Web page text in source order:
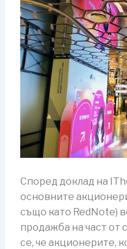
Според доклад на
основните
също като RedNote)
продажба на част от
се, че акционерите,